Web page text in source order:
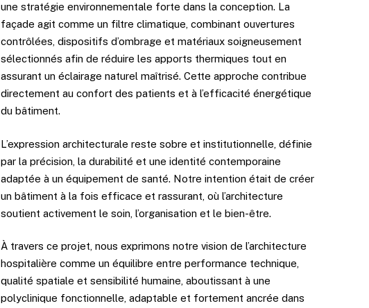
une stratégie environnementale forte dans la conception. La
façade agit comme un filtre climatique, combinant ouvertures
contrôlées, dispositifs d’ombrage et matériaux soigneusement
sélectionnés afin de réduire les apports thermiques tout en
assurant un éclairage naturel maîtrisé. Cette approche contribue
directement au confort des patients et à l’efficacité énergétique
du bâtiment.
L’expression architecturale reste sobre et institutionnelle, définie
par la précision, la durabilité et une identité contemporaine
adaptée à un équipement de santé. Notre intention était de créer
un bâtiment à la fois efficace et rassurant, où l’architecture
soutient activement le soin, l’organisation et le bien-être.
À travers ce projet, nous exprimons notre vision de l’architecture
hospitalière comme un équilibre entre performance technique,
qualité spatiale et sensibilité humaine, aboutissant à une
polyclinique fonctionnelle, adaptable et fortement ancrée dans